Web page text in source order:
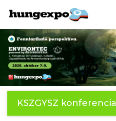
KSZGYSZ konferencia